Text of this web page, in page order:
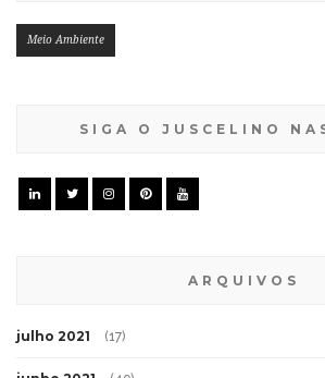
Meio Ambiente
SIGA O JUSCELINO
ARQUIVOS
julho 2021 (17)